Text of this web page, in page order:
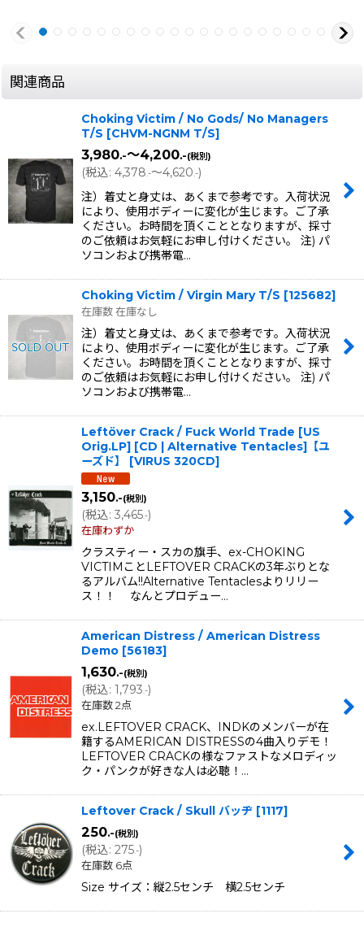
関連商品
Choking Victim / No Gods/ No Managers
T/S [CHVM-NGNM T/S]
3,980.-～4,200.-(税別)
(税込: 4,378.-～4,620.-)
注）着丈と身丈は、あくまで参考です。入荷状況
により、使用ボディーに変化が生じます。ご了承
ください。お時間を頂くこととなりますが、採寸
のご依頼はお気軽にお申し付けください。 注) パ
ソコンおよび携帯電…
Choking Victim / Virgin Mary T/S [125682]
在庫数 在庫なし
注）着丈と身丈は、あくまで参考です。入荷状況
により、使用ボディーに変化が生じます。ご了承
ください。お時間を頂くこととなりますが、採寸
のご依頼はお気軽にお申し付けください。 注) パ
ソコンおよび携帯電…
Leftöver Crack / Fuck World Trade [US
Orig.LP] [CD | Alternative Tentacles]【ユ
ーズド】
[VIRUS 320CD]
3,150.-(税別)
(税込: 3,465.-)
在庫わずか
クラスティー・スカの旗手、ex-CHOKING
VICTIMことLEFTOVER CRACKの3年ぶりとな
るアルバム!!Alternative Tentaclesよりリリー
ス！！ なんとプロデュー…
American Distress / American Distress
Demo [56183]
1,630.-(税別)
(税込: 1,793.-)
在庫数 2点
ex.LEFTOVER CRACK、INDKのメンバーが在
籍するAMERICAN DISTRESSの4曲入りデモ！
LEFTOVER CRACKの様なファストなメロディッ
ク・パンクが好きな人は必聴！…
Leftover Crack / Skull バッヂ [1117]
250.-(税別)
(税込: 275.-)
在庫数 6点
Size サイズ：縦2.5センチ 横2.5センチ